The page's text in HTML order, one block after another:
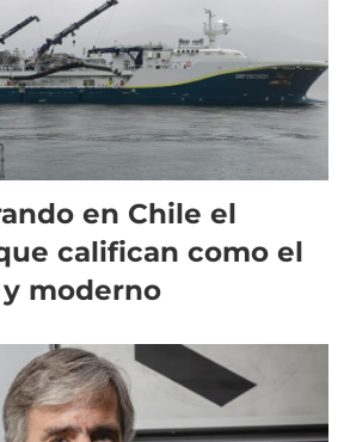
en Chile el
califican como el
moderno